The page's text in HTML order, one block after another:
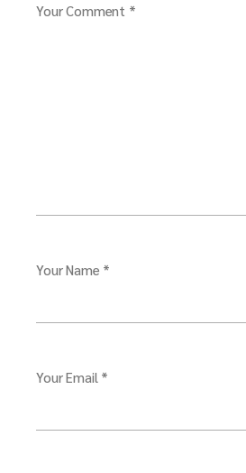
Your Comment *
Your Name *
Your Email *